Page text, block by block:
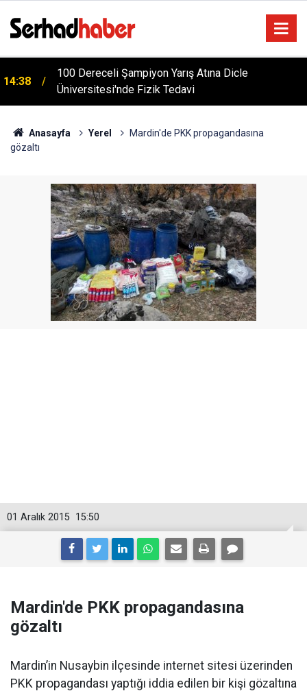
14:38
100 Dereceli Şampiyon Yarış Atına Dicle
Üniversitesi'nde Fizik Tedavi
Anasayfa Yerel
Mardin'de PKK propagandasına
gözaltı
15:50
01 Aralık 2015
Mardin'de PKK propagandasına
gözaltı
Mardin’in Nusaybin ilçesinde internet sitesi üzerinden
PKK propagandası yaptığı iddia edilen bir kişi gözaltına